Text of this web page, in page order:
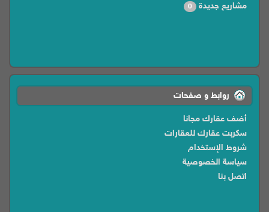
مشاريع جديدة 0
روابط و صفحات
أضف عقارك مجانا
سكربت عقارك للعقارات
شروط الإستخدام
سياسة الخصوصية
اتصل بنا